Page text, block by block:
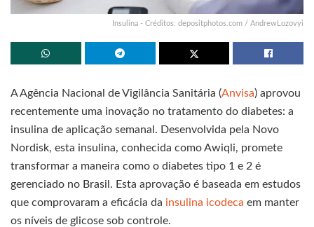
Insulina - Créditos: depositphotos.com / AndrewLozovyi
A Agência Nacional de Vigilância Sanitária (Anvisa) aprovou
recentemente uma inovação no tratamento do diabetes: a
insulina de aplicação semanal. Desenvolvida pela Novo
Nordisk, esta insulina, conhecida como Awiqli, promete
transformar a maneira como o diabetes tipo 1 e 2 é
gerenciado no Brasil. Esta aprovação é baseada em estudos
que comprovaram a eficácia da insulina icodeca em manter
os níveis de glicose sob controle.